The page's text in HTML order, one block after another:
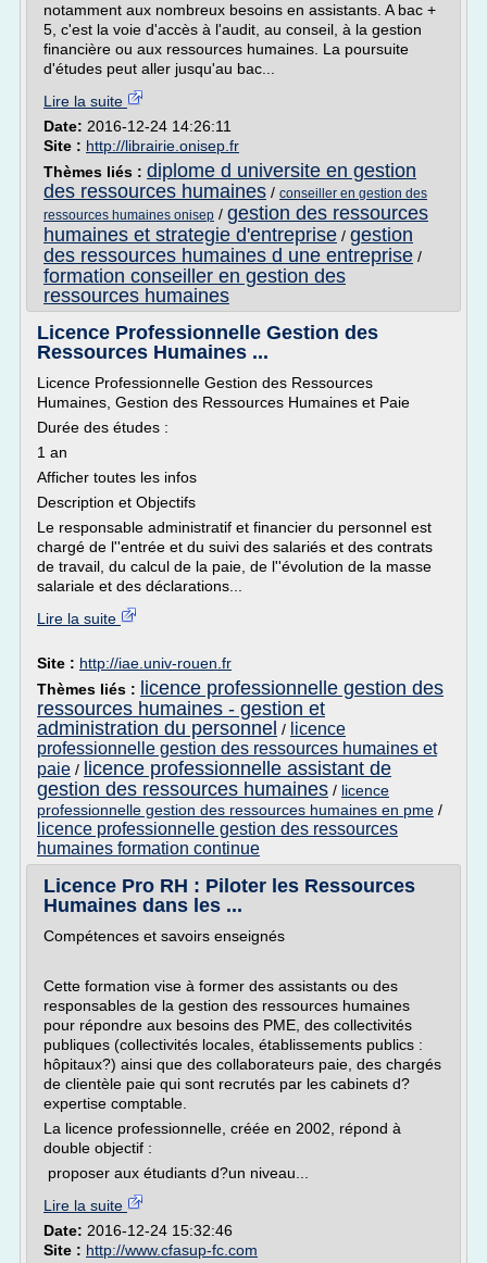
notamment aux nombreux besoins en assistants. A bac +
5, c'est la voie d'accès à l'audit, au conseil, à la gestion
financière ou aux ressources humaines. La poursuite
d'études peut aller jusqu'au bac...
Lire la suite
Date: 2016-12-24 14:26:11
Site : http://librairie.onisep.fr
Thèmes liés : diplome d universite en gestion
des ressources humaines / conseiller en gestion des
ressources humaines onisep / gestion des ressources
humaines et strategie d'entreprise / gestion
des ressources humaines d une entreprise /
formation conseiller en gestion des
ressources humaines
Licence Professionnelle Gestion des
Ressources Humaines ...
Licence Professionnelle Gestion des Ressources
Humaines, Gestion des Ressources Humaines et Paie
Durée des études :
1 an
Afficher toutes les infos
Description et Objectifs
Le responsable administratif et financier du personnel est
chargé de l''entrée et du suivi des salariés et des contrats
de travail, du calcul de la paie, de l''évolution de la masse
salariale et des déclarations...
Lire la suite
Site : http://iae.univ-rouen.fr
Thèmes liés :
licence professionnelle gestion des
ressources humaines - gestion et
administration du personnel / licence
professionnelle gestion des ressources humaines et
paie / licence professionnelle assistant de
gestion des ressources humaines / licence
professionnelle gestion des ressources humaines en pme /
licence professionnelle gestion des ressources
humaines formation continue
Licence Pro RH : Piloter les Ressources
Humaines dans les ...
Compétences et savoirs enseignés
Cette formation vise à former des assistants ou des
responsables de la gestion des ressources humaines
pour répondre aux besoins des PME, des collectivités
publiques (collectivités locales, établissements publics :
hôpitaux?) ainsi que des collaborateurs paie, des chargés
de clientèle paie qui sont recrutés par les cabinets d?
expertise comptable.
La licence professionnelle, créée en 2002, répond à
double objectif :
proposer aux étudiants d?un niveau...
Lire la suite
Date: 2016-12-24 15:32:46
Site : http://www.cfasup-fc.com